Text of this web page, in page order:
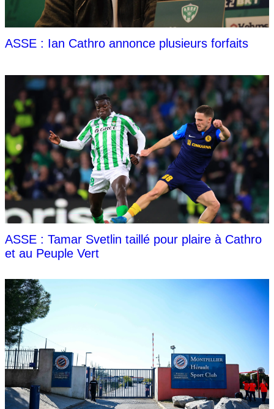
ASSE : Ian Cathro annonce plusieurs forfaits
ASSE : Tamar Svetlin taillé pour plaire à Cathro
et au Peuple Vert